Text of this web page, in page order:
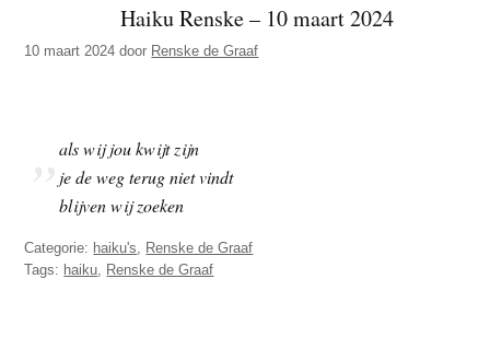
z
e
i
t
Haiku Renske – 10 maart 2024
10 maart 2024 door Renske de Graaf
als wij jou kwijt zijn
je de weg terug niet vindt
blijven wij zoeken
Categorie: haiku's
Renske de Graaf
Tags: haiku Renske de Graaf